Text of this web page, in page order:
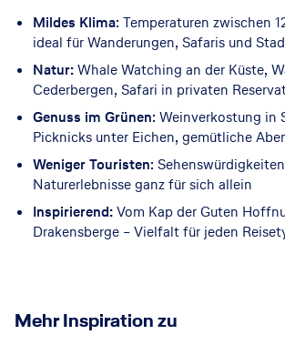
Mildes Klima: Temperaturen zwischen
ideal für Wanderungen, Safaris und
Natur:Whale Watching an der Küste,
Cederbergen, Safari in privaten
Genuss im Grünen: Weinverkostung in
Picknicks unter Eichen, gemütliche
Weniger Touristen:
Naturerlebnisse ganz für sich allein
Inspirierend:Vom Kap der Guten
Drakensberge – Vielfalt für jeden
Mehr Inspiration zu